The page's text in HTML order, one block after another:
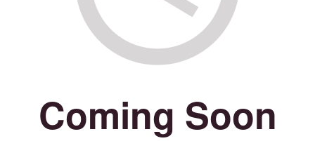
Coming Soon